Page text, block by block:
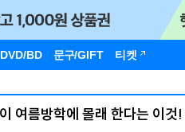
DVD/BD 문구/GIFT 티켓